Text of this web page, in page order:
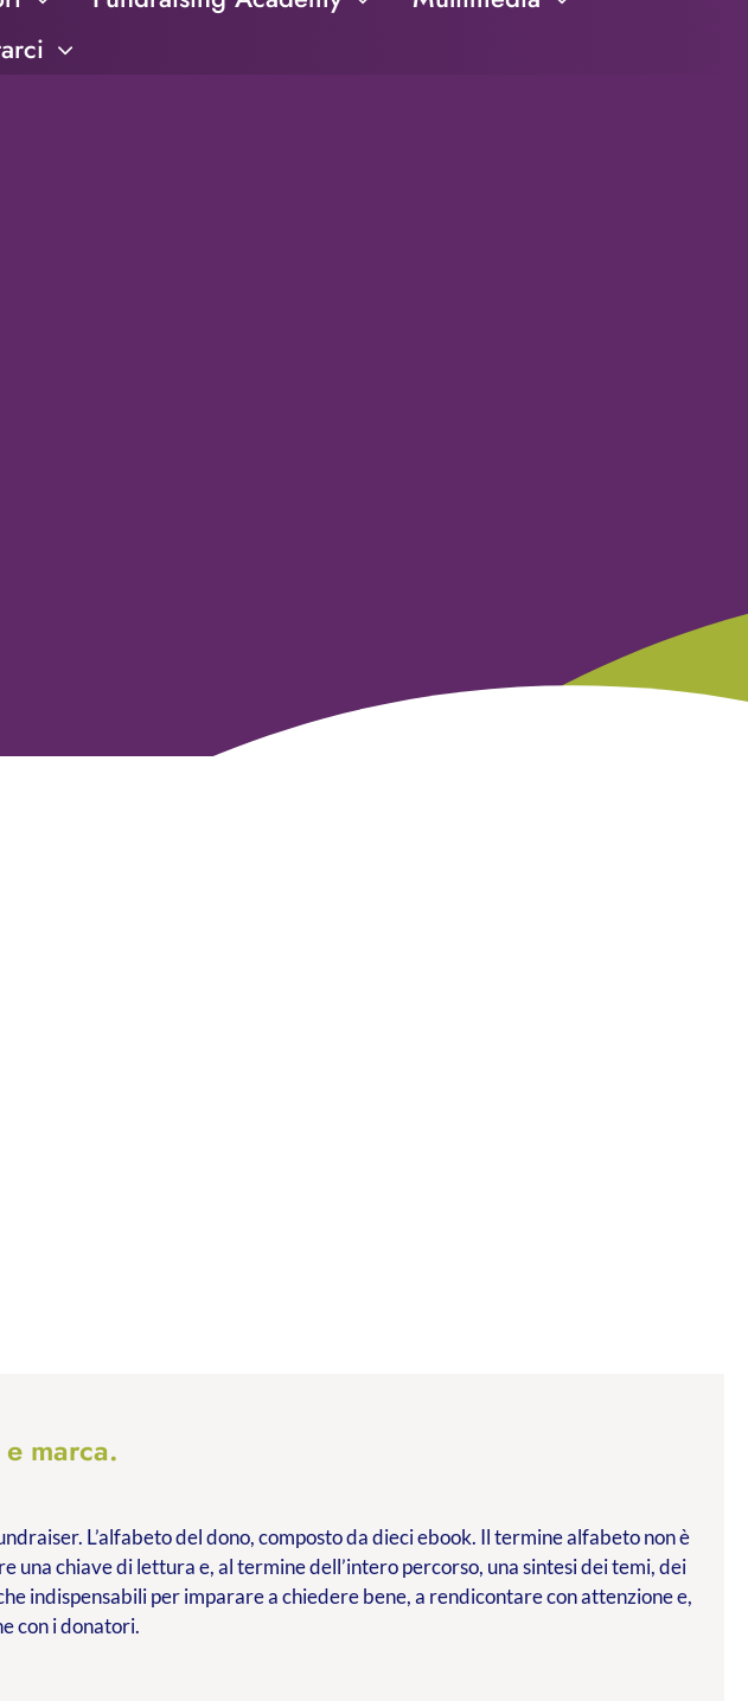
marca.
L’alfabeto del dono, composto da dieci ebook. Il termine alfabeto non è
una chiave di lettura e, al termine dell’intero percorso, una sintesi dei temi, dei
indispensabili per imparare a chiedere bene, a rendicontare con attenzione e,
con i donatori.